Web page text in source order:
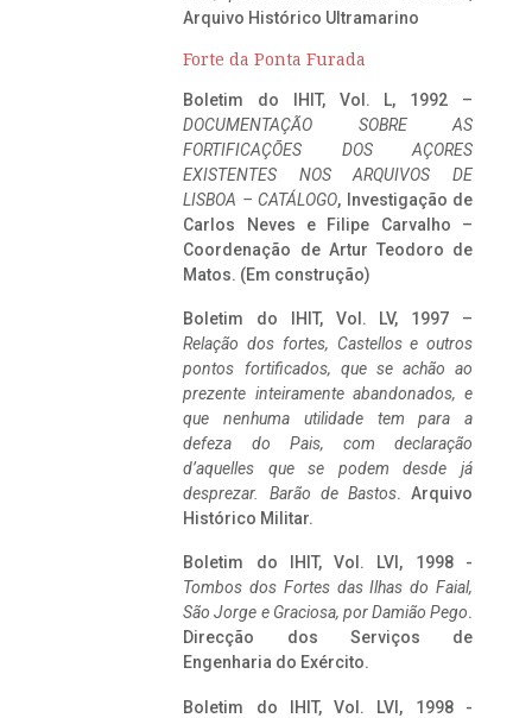
Arquivo Histórico Ultramarino
Forte da Ponta Furada
Boletim do IHIT, Vol. L, 1992 –
DOCUMENTAÇÃO SOBRE AS
FORTIFICAÇÕES DOS AÇORES
EXISTENTES NOS ARQUIVOS DE
LISBOA – CATÁLOGO, Investigação de
Carlos Neves e Filipe Carvalho –
Coordenação de Artur Teodoro de
Matos. (Em construção)
Boletim do IHIT, Vol. LV, 1997 –
Relação dos fortes, Castellos e outros
pontos fortificados, que se achão ao
prezente inteiramente abandonados, e
que nenhuma utilidade tem para a
defeza do Pais, com declaração
d’aquelles que se podem desde já
desprezar. Barão de Bastos. Arquivo
Histórico Militar.
Boletim do IHIT, Vol. LVI, 1998 -
Tombos dos Fortes das Ilhas do Faial,
São Jorge e Graciosa, por Damião Pego.
Direcção dos Serviços de
Engenharia do Exército.
Boletim do IHIT, Vol. LVI, 1998 -